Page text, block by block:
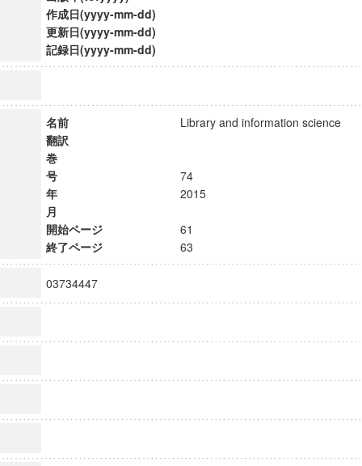
教育研究拠点
イエンス」
作成日(yyyy-mm-dd)
更新日(yyyy-mm-dd)
記録日(yyyy-mm-dd)
名前
Library and information science
翻訳
巻
号
74
年
2015
月
開始ページ
61
終了ページ
63
03734447